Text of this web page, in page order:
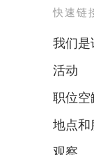
快速链
我们是
活动
职位空
地点